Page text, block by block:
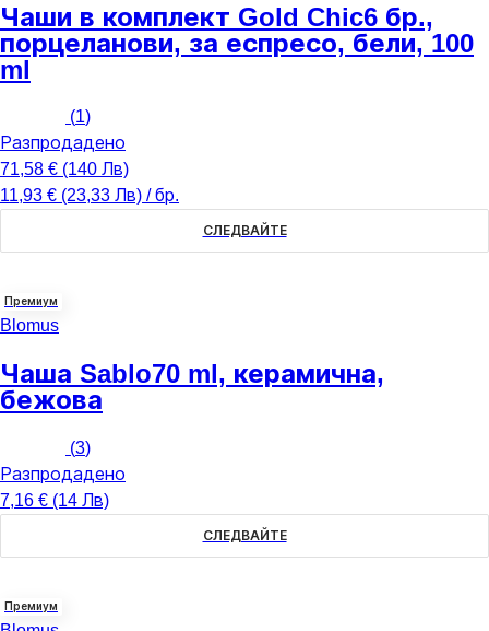
Чаши в комплект Gold Chic6 бр.,
порцеланови, за еспресо, бели, 100
ml
(1)
Разпродадено
71,58 € (140 Лв)
11,93 € (23,33 Лв) / бр.
СЛЕДВАЙТЕ
Премиум
Blomus
Чаша Sablo70 ml, керамична,
бежова
(3)
Разпродадено
7,16 € (14 Лв)
СЛЕДВАЙТЕ
Премиум